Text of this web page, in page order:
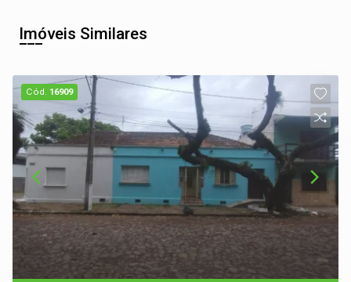
Imóveis Similares
Cód. 16909